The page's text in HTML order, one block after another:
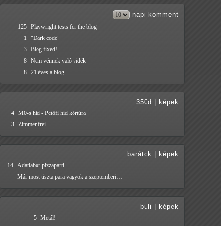
napi komment
125 Playwright tests for the blog
1
"Dark code"
3 Blog fixed!
8 Nem vénnek való vidék
8 21 éves a blog
350d képek
4 M0-s híd - Petőfi híd körtúra
3 Zimmer frei
barátok képek
14 Adatlabor pizzaparti
Már most tiszta para vagyok a szeptemberi…
buli képek
5 Metál!